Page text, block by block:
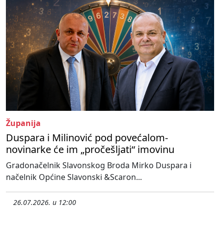
Županija
Duspara i Milinović pod povećalom-
novinarke će im „pročešljati“ imovinu
Gradonačelnik Slavonskog Broda Mirko Duspara i
načelnik Općine Slavonski &Scaron...
26.07.2026. u 12:00